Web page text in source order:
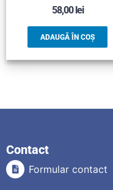
58,00lei
ADAUGĂ ÎN COȘ
Contact
Formular contact